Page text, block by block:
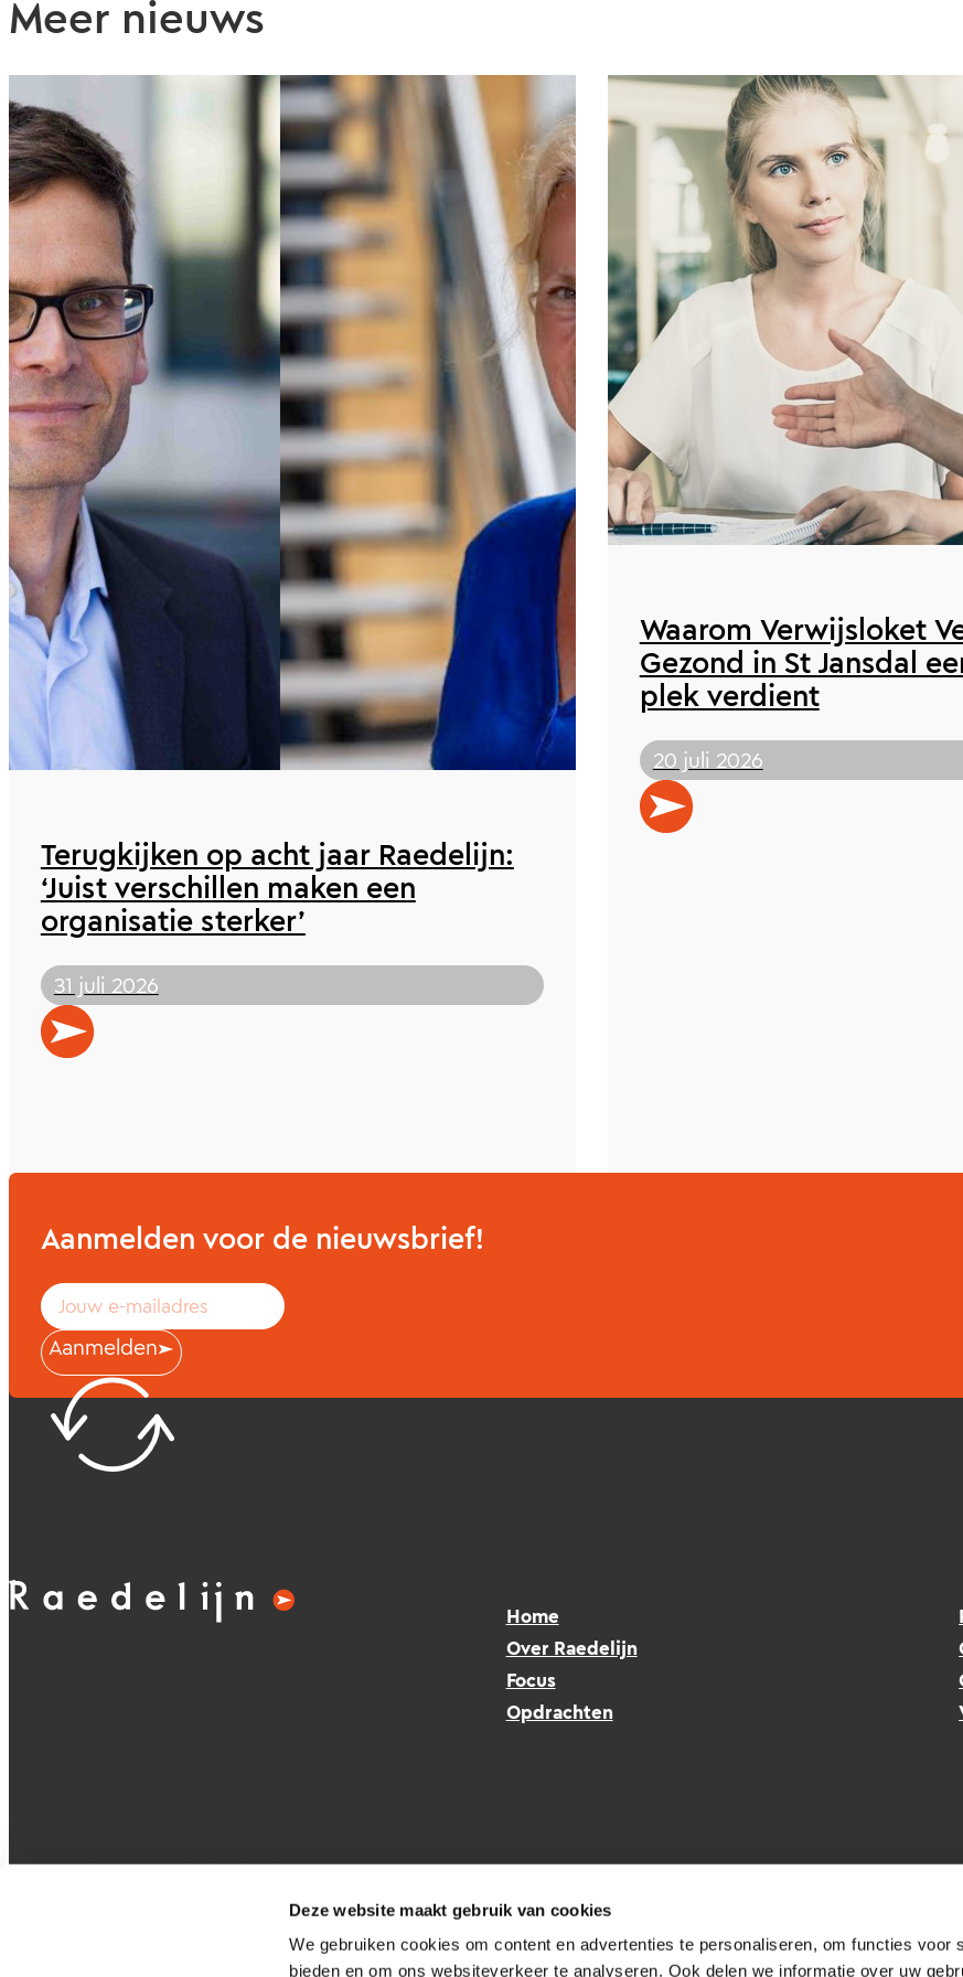
Deze website maakt gebruik van cookies
We gebruiken cookies om content en advertenties te personaliseren, om functies voor
bieden en om ons websiteverkeer te analyseren. Ook delen we informatie over uw
Meer nieuws
Terugkijken op acht jaar Raedelijn:
‘Juist verschillen maken een
organisatie sterker’
31 juli 2026
Waarom Verwijsloket
Gezond in St Jansdal
plek verdient
20 juli 2026
Aanmelden voor de nieuwsbrief!
Aanmelden
Home
Over Raedelijn
Focus
Opdrachten